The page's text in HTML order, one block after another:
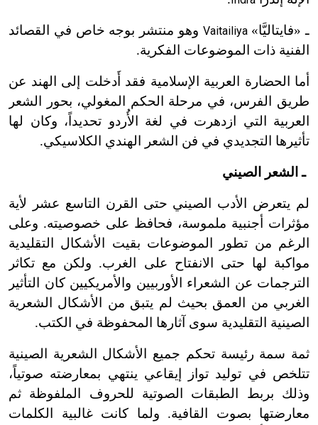
ـ «فايتاليَّا»Vaitailiya وهو منتشر بوجه خاص في القصائد
الفنية ذات الموضوعات الفكرية.
أما الحضارة العربية الإسلامية فقد أَدخلت إلى الهند عن
طريق الفرس، في مرحلة الحكم المغولي، بحور الشعر
العربية التي ازدهرت في لغة الأُردو تحديداً، وكان لها
تأثيرها التجديدي في فن الشعر الهندي الكلاسيكي.
ـ الشعر الصيني
لم يتعرض الأدب الصيني حتى القرن التاسع عشر لأية
مؤثرات أجنبية ملموسة، فحافظ على خصوصيته. وعلى
الرغم من تطور الموضوعات بقيت الأشكال التقليدية
مواكبة لها حتى الانفتاح على الغرب. ولكن مع تكاثر
الترجمات عن الشعراء الأوربيين والأمريكيين كان التأثير
الغربي من العمق بحيث لم يتبق من الأشكال الشعرية
الصينية التقليدية سوى آثارها المحفوظة في الكتب.
ثمة سمة رئيسة تحكم جميع الأشكال الشعرية الصينية
تتلخص في توليد تواز إيقاعي ينتهي بمعارضته صوتياً،
وذلك بربط الطبقات الصوتية للحروف الملفوظة ثم
معارضتها بصوت القافية. ولما كانت غالبية الكلمات